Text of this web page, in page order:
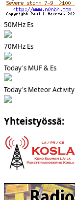
50MHz Es
70MHz Es
Today's MUF & Es
Today's Meteor Activity
Yhteistyössä: